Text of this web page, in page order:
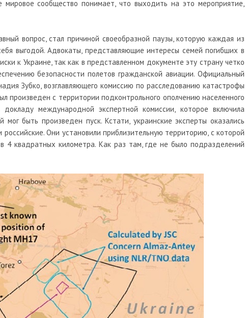
мировое сообщество понимает, что выходить на это мероприятие,
вопрос, стал причиной своеобразной паузы, которую каждая из
выгодой. Адвокаты, представляющие интересы семей погибших в
к Украине, так как в представленном документе эту страну четко
безопасности полетов гражданской авиации. Официальный
Зубко, возглавляющего комиссию по расследованию катастрофы
произведен с территории подконтрольного ополчению населенного
международной экспертной комиссии, которое включила
быть произведен пуск. Кстати, украинские эксперты оказались
Они установили приблизительную территорию, с которой
4 квадратных километра. Как раз там, где не было подразделений